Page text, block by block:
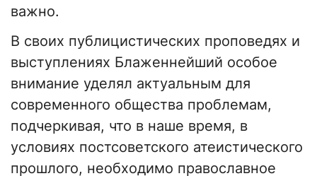
важно.
В своих публицистических проповедях и
выступлениях Блаженнейший особое
внимание уделял актуальным для
современного общества проблемам,
подчеркивая, что в наше время, в
условиях постсоветского атеистического
прошлого, необходимо православное